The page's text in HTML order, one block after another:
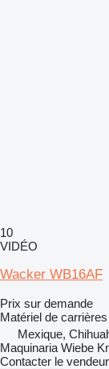
10
VIDÉO
Wacker WB16AF
Prix sur demande
Matériel de
Mexique,
Maquinaria Wiebe
Contacter le vendeur